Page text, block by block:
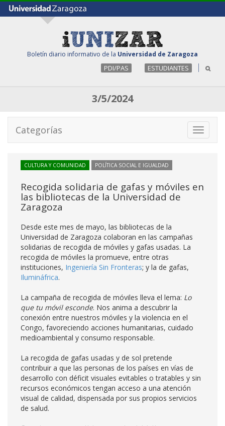
Boletín diario informativo de la Universidad de Zaragoza
PDI/PAS ESTUDIANTES
3/5/2024
Toggle
Categorías
CULTURA Y COMUNIDAD POLÍTICA SOCIAL E IGUALDAD
Recogida solidaria de gafas y móviles en
las bibliotecas de la Universidad de
Zaragoza
Desde este mes de mayo, las bibliotecas de la
Universidad de Zaragoza colaboran en las campañas
solidarias de recogida de móviles y gafas usadas. La
recogida de móviles la promueve, entre otras
instituciones, Ingeniería Sin Fronteras; y la de gafas,
Ilumináfrica.
La campaña de recogida de móviles lleva el lema: Lo
que tu móvil esconde. Nos anima a descubrir la
conexión entre nuestros móviles y la violencia en el
Congo, favoreciendo acciones humanitarias, cuidado
medioambiental y consumo responsable.
La recogida de gafas usadas y de sol pretende
contribuir a que las personas de los países en vías de
desarrollo con déficit visuales evitables o tratables y sin
recursos económicos tengan acceso a una atención
visual de calidad, dispensada por sus propios servicios
de salud.